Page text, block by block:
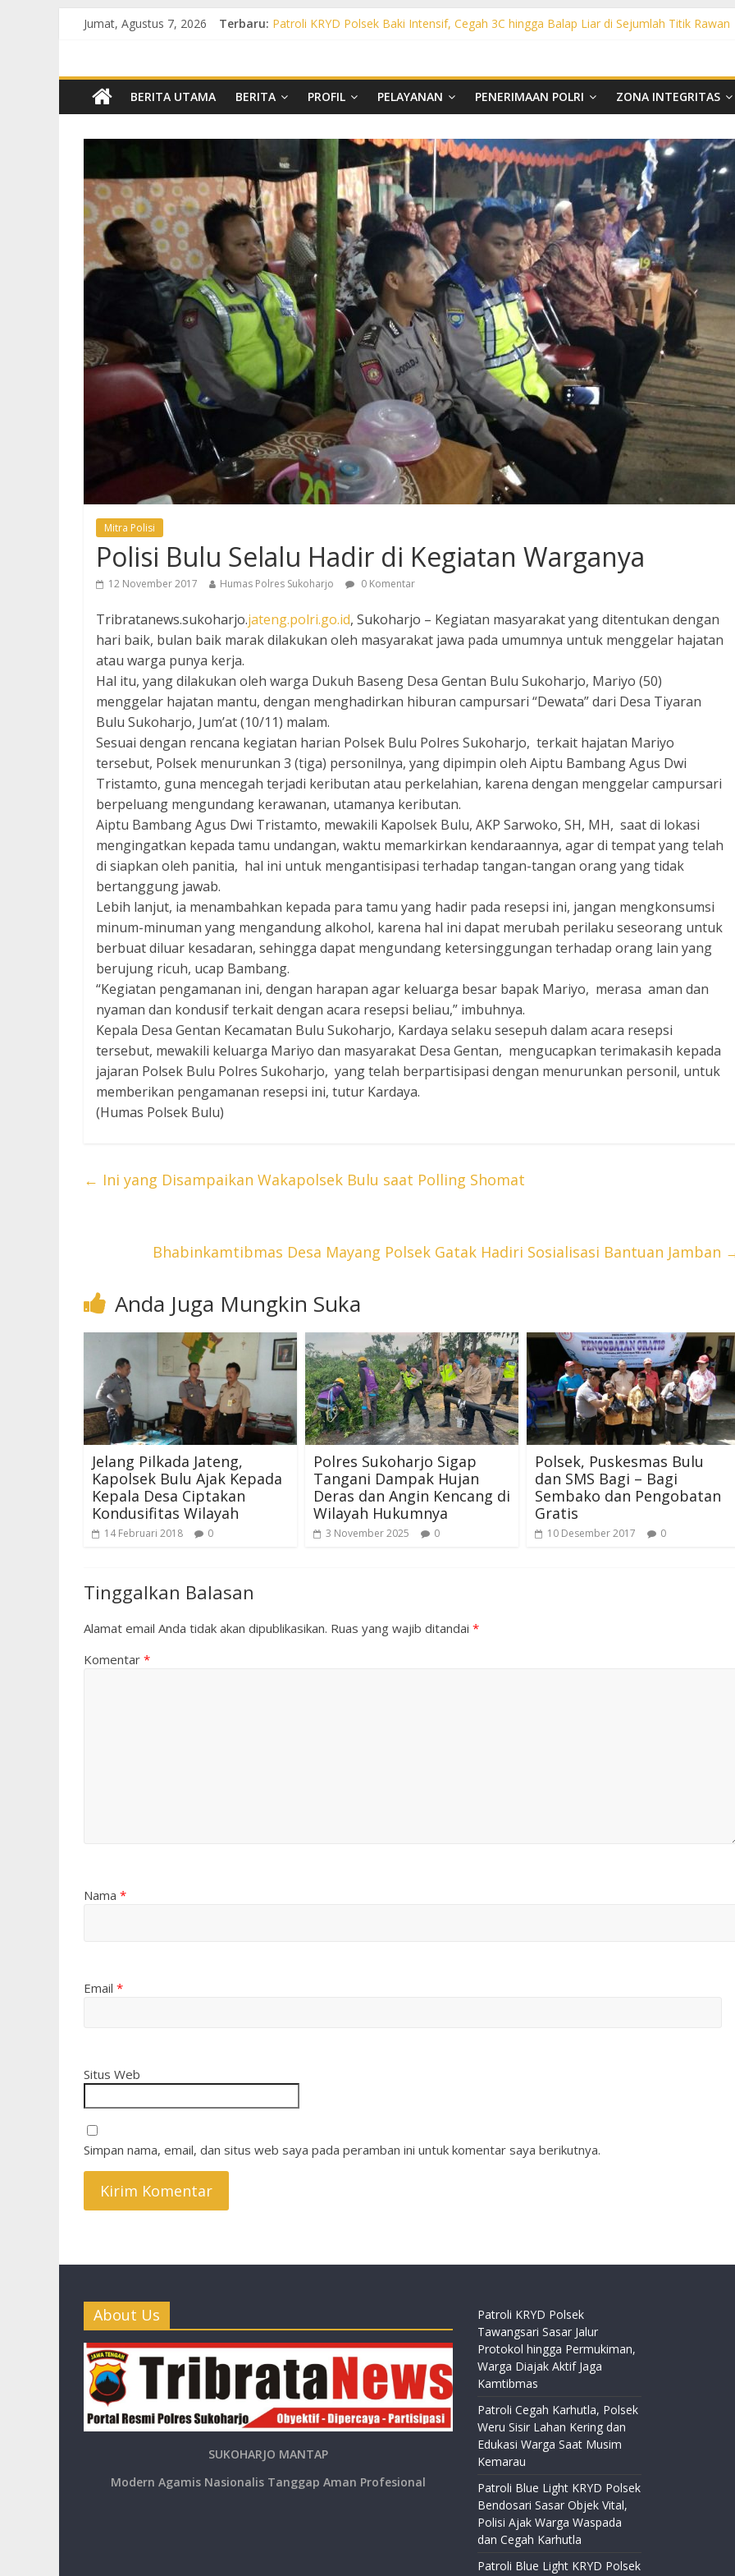
Jumat, Agustus 7, 2026 Terbaru: Patroli KRYD Polsek Baki Intensif, Cegah 3C hingga Balap Liar di Sejumlah Titik Rawan
Patroli Blue Light KRYD Polsek Bendosari Sasar Objek Vital, Polisi Ajak Warga
Patroli Blue Light KRYD Polsek Kartasura Sasar Titik Rawan, Cegah Kejahatan 3C
BERITA UTAMA BERITA PROFIL PELAYANAN PENERIMAAN POLRI ZONA INTEGRITAS
Mitra Polisi
Polisi Bulu Selalu Hadir di Kegiatan Warganya
12 November 2017 Humas Polres Sukoharjo 0 Komentar
Tribratanews.sukoharjo.jateng.polri.go.id, Sukoharjo – Kegiatan masyarakat yang ditentukan dengan
hari baik, bulan baik marak dilakukan oleh masyarakat jawa pada umumnya untuk menggelar hajatan
atau warga punya kerja.
Hal itu, yang dilakukan oleh warga Dukuh Baseng Desa Gentan Bulu Sukoharjo, Mariyo (50)
menggelar hajatan mantu, dengan menghadirkan hiburan campursari “Dewata” dari Desa Tiyaran
Bulu Sukoharjo, Jum’at (10/11) malam.
Sesuai dengan rencana kegiatan harian Polsek Bulu Polres Sukoharjo, terkait hajatan Mariyo
tersebut, Polsek menurunkan 3 (tiga) personilnya, yang dipimpin oleh Aiptu Bambang Agus Dwi
Tristamto, guna mencegah terjadi keributan atau perkelahian, karena dengan menggelar campursari
berpeluang mengundang kerawanan, utamanya keributan.
Aiptu Bambang Agus Dwi Tristamto, mewakili Kapolsek Bulu, AKP Sarwoko, SH, MH, saat di lokasi
mengingatkan kepada tamu undangan, waktu memarkirkan kendaraannya, agar di tempat yang telah
di siapkan oleh panitia, hal ini untuk mengantisipasi terhadap tangan-tangan orang yang tidak
bertanggung jawab.
Lebih lanjut, ia menambahkan kepada para tamu yang hadir pada resepsi ini, jangan mengkonsumsi
minum-minuman yang mengandung alkohol, karena hal ini dapat merubah perilaku seseorang untuk
berbuat diluar kesadaran, sehingga dapat mengundang ketersinggungan terhadap orang lain yang
berujung ricuh, ucap Bambang.
“Kegiatan pengamanan ini, dengan harapan agar keluarga besar bapak Mariyo, merasa aman dan
nyaman dan kondusif terkait dengan acara resepsi beliau,” imbuhnya.
Kepala Desa Gentan Kecamatan Bulu Sukoharjo, Kardaya selaku sesepuh dalam acara resepsi
tersebut, mewakili keluarga Mariyo dan masyarakat Desa Gentan, mengucapkan terimakasih kepada
jajaran Polsek Bulu Polres Sukoharjo, yang telah berpartisipasi dengan menurunkan personil, untuk
memberikan pengamanan resepsi ini, tutur Kardaya.
(Humas Polsek Bulu)
← Ini yang Disampaikan Wakapolsek Bulu saat Polling Shomat
Bhabinkamtibmas Desa Mayang Polsek Gatak Hadiri Sosialisasi Bantuan Jamban
Anda Juga Mungkin Suka
Jelang Pilkada Jateng,
Kapolsek Bulu Ajak Kepada
Kepala Desa Ciptakan
Kondusifitas Wilayah
14 Februari 2018 0
Polres Sukoharjo Sigap
Tangani Dampak Hujan
Deras dan Angin Kencang di
Wilayah Hukumnya
3 November 2025 0
Polsek, Puskesmas Bulu
dan SMS Bagi – Bagi
Sembako dan Pengobatan
Gratis
10 Desember 2017 0
Tinggalkan Balasan
Alamat email Anda tidak akan dipublikasikan. Ruas yang wajib ditandai *
Komentar *
Nama *
Email *
Situs Web
Simpan nama, email, dan situs web saya pada peramban ini untuk komentar saya berikutnya.
About Us
SUKOHARJO MANTAP
Modern Agamis Nasionalis Tanggap Aman Profesional
Patroli KRYD Polsek
Tawangsari Sasar Jalur
Protokol hingga Permukiman,
Warga Diajak Aktif Jaga
Kamtibmas
Patroli Cegah Karhutla, Polsek
Weru Sisir Lahan Kering dan
Edukasi Warga Saat Musim
Kemarau
Patroli Blue Light KRYD Polsek
Bendosari Sasar Objek Vital,
Polisi Ajak Warga Waspada
dan Cegah Karhutla
Patroli Blue Light KRYD Polsek